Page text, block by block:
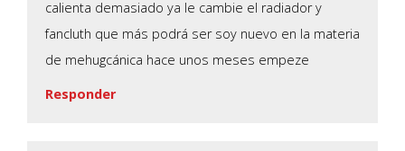
calienta demasiado ya le cambie el radiador y
fancluth que más podrá ser soy nuevo en la materia
de mehugcánica hace unos meses empeze
Responder